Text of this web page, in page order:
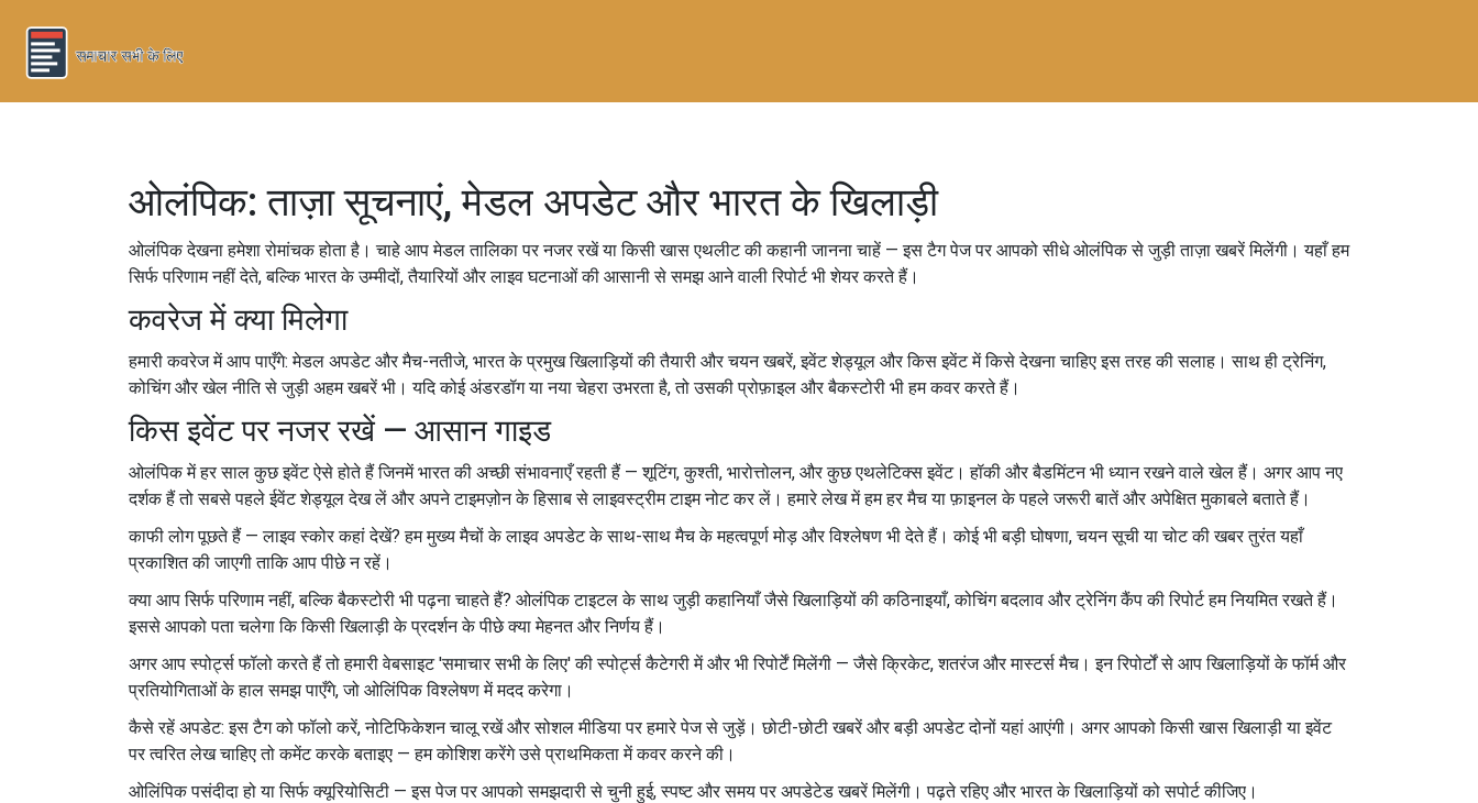
ओलंपिक: ताज़ा सूचनाएं, मेडल अपडेट और भारत के खिलाड़ी
ओलंपिक देखना हमेशा रोमांचक होता है। चाहे आप मेडल तालिका पर नजर रखें या किसी खास एथलीट की कहानी जानना चाहें — इस टैग पेज पर आपको सीधे ओलंपिक से जुड़ी ताज़ा खबरें मिलेंगी। यहाँ हम
सिर्फ परिणाम नहीं देते, बल्कि भारत के उम्मीदों, तैयारियों और लाइव घटनाओं की आसानी से समझ आने वाली रिपोर्ट भी शेयर करते हैं।
कवरेज में क्या मिलेगा
हमारी कवरेज में आप पाएँगे: मेडल अपडेट और मैच-नतीजे, भारत के प्रमुख खिलाड़ियों की तैयारी और चयन खबरें, इवेंट शेड्यूल और किस इवेंट में किसे देखना चाहिए इस तरह की सलाह। साथ ही ट्रेनिंग,
कोचिंग और खेल नीति से जुड़ी अहम खबरें भी। यदि कोई अंडरडॉग या नया चेहरा उभरता है, तो उसकी प्रोफ़ाइल और बैकस्टोरी भी हम कवर करते हैं।
किस इवेंट पर नजर रखें — आसान गाइड
ओलंपिक में हर साल कुछ इवेंट ऐसे होते हैं जिनमें भारत की अच्छी संभावनाएँ रहती हैं — शूटिंग, कुश्ती, भारोत्तोलन, और कुछ एथलेटिक्स इवेंट। हॉकी और बैडमिंटन भी ध्यान रखने वाले खेल हैं। अगर आप नए
दर्शक हैं तो सबसे पहले ईवेंट शेड्यूल देख लें और अपने टाइमज़ोन के हिसाब से लाइवस्ट्रीम टाइम नोट कर लें। हमारे लेख में हम हर मैच या फ़ाइनल के पहले जरूरी बातें और अपेक्षित मुकाबले बताते हैं।
काफी लोग पूछते हैं — लाइव स्कोर कहां देखें? हम मुख्य मैचों के लाइव अपडेट के साथ-साथ मैच के महत्वपूर्ण मोड़ और विश्लेषण भी देते हैं। कोई भी बड़ी घोषणा, चयन सूची या चोट की खबर तुरंत यहाँ
प्रकाशित की जाएगी ताकि आप पीछे न रहें।
क्या आप सिर्फ परिणाम नहीं, बल्कि बैकस्टोरी भी पढ़ना चाहते हैं? ओलंपिक टाइटल के साथ जुड़ी कहानियाँ जैसे खिलाड़ियों की कठिनाइयाँ, कोचिंग बदलाव और ट्रेनिंग कैंप की रिपोर्ट हम नियमित रखते हैं।
इससे आपको पता चलेगा कि किसी खिलाड़ी के प्रदर्शन के पीछे क्या मेहनत और निर्णय हैं।
अगर आप स्पोर्ट्स फॉलो करते हैं तो हमारी वेबसाइट 'समाचार सभी के लिए' की स्पोर्ट्स कैटेगरी में और भी रिपोर्टें मिलेंगी — जैसे क्रिकेट, शतरंज और मास्टर्स मैच। इन रिपोर्टों से आप खिलाड़ियों के फॉर्म और
प्रतियोगिताओं के हाल समझ पाएँगे, जो ओलिंपिक विश्लेषण में मदद करेगा।
कैसे रहें अपडेट: इस टैग को फॉलो करें, नोटिफिकेशन चालू रखें और सोशल मीडिया पर हमारे पेज से जुड़ें। छोटी-छोटी खबरें और बड़ी अपडेट दोनों यहां आएंगी। अगर आपको किसी खास खिलाड़ी या इवेंट
पर त्वरित लेख चाहिए तो कमेंट करके बताइए — हम कोशिश करेंगे उसे प्राथमिकता में कवर करने की।
ओलिंपिक पसंदीदा हो या सिर्फ क्यूरियोसिटी — इस पेज पर आपको समझदारी से चुनी हुई, स्पष्ट और समय पर अपडेटेड खबरें मिलेंगी। पढ़ते रहिए और भारत के खिलाड़ियों को सपोर्ट कीजिए।